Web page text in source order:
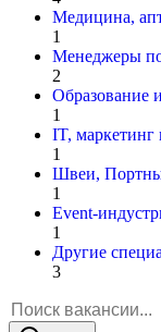
Медицина,
1
Менеджеры по
2
Образование
1
IT, маркетинг
1
Швеи,
1
Event-
1
Другие
3